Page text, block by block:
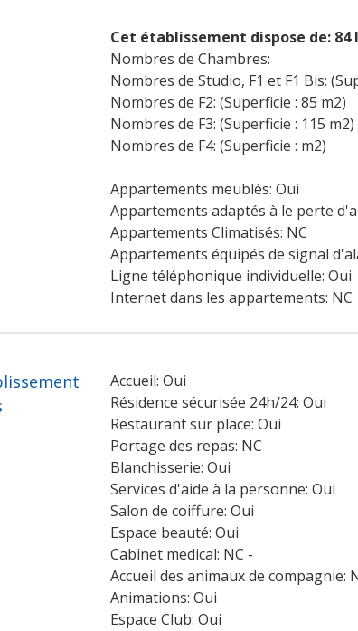
Cet établissement dispose de:
Nombres de Chambres:
Nombres de Studio, F1 et F1 Bis:
Nombres de F2: (Superficie : 85 m2)
Nombres de F3: (Superficie : 115 m2)
Nombres de F4: (Superficie : m2)
Appartements meublés: Oui
Appartements adaptés à le perte
Appartements Climatisés: NC
Appartements équipés de signal
Ligne téléphonique individuelle: Oui
Internet dans les appartements: NC
Accueil: Oui
Résidence sécurisée 24h/24: Oui
Restaurant sur place: Oui
Portage des repas: NC
Blanchisserie: Oui
Services d'aide à la personne: Oui
Salon de coiffure: Oui
Espace beauté: Oui
Cabinet medical: NC -
Accueil des animaux de compagnie:
Animations: Oui
Espace Club: Oui